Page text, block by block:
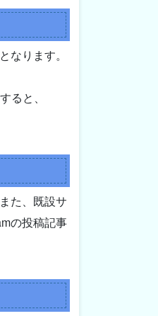
ります。
ると、
た、既設サ
の投稿記事